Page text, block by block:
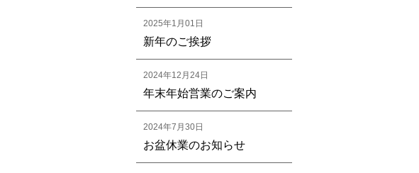
2025年1月01日
新年のご挨拶
2024年12月24日
年末年始営業のご案内
2024年7月30日
お盆休業のお知らせ